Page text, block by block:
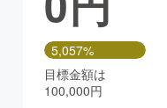
Creation
コミュニティ
5,057%
目標金額は
100,000円